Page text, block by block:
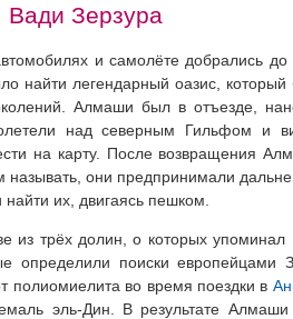
Вади Зерзура
и самолёте добрались
найти легендарный оазис,
Алмаши был в отъезде,
над северным Гильфом и
на карту. После возвращения
называть, они предпринимали
их, двигаясь пешком.
из трёх долин, о которых упоминал
определили поиски
полиомиелита во время поездки в
эль-Дин. В результате